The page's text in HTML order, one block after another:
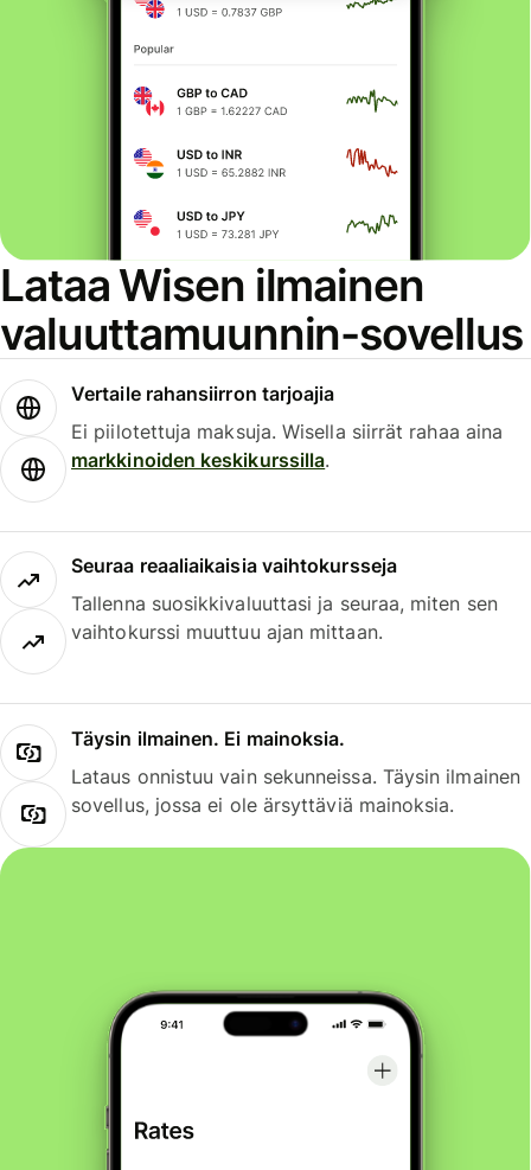
Lataa Wisen ilmainen
valuuttamuunnin-sovellus
Vertaile rahansiirron tarjoajia
Ei piilotettuja maksuja. Wisella siirrät rahaa aina
markkinoiden keskikurssilla.
Seuraa reaaliaikaisia vaihtokursseja
Tallenna suosikkivaluuttasi ja seuraa, miten sen
vaihtokurssi muuttuu ajan mittaan.
Täysin ilmainen. Ei mainoksia.
Lataus onnistuu vain sekunneissa. Täysin ilmainen
sovellus, jossa ei ole ärsyttäviä mainoksia.